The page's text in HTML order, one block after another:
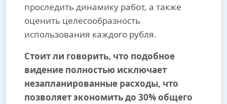
проследить динамику работ, а также
оценить целесообразность
использования каждого рубля.
Стоит ли говорить, что подобное
видение полностью исключает
незапланированные расходы, что
позволяет экономить до 30% общего